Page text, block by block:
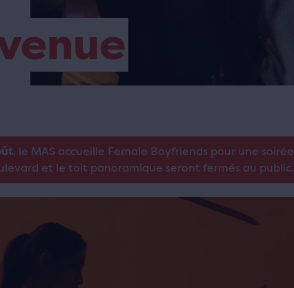
, le MAS accueille Female Boyfriends pour une soirée
et le toit panoramique seront fermés au public.